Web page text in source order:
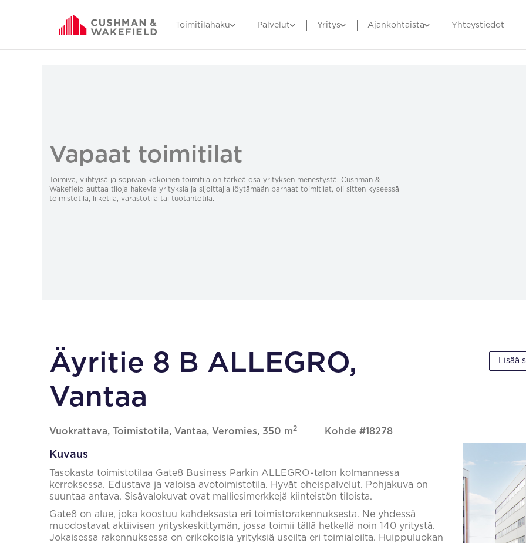
Toimitilahaku Palvelut Yritys Ajankohtaista Yhteystiedot
Vapaat toimitilat
Toimiva, viihtyisä ja sopivan kokoinen toimitila on tärkeä osa yrityksen menestystä. Cushman &
Wakefield auttaa tiloja hakevia yrityksiä ja sijoittajia löytämään parhaat toimitilat, oli sitten kyseessä
toimistotila, liiketila, varastotila tai tuotantotila.
Äyritie 8 B ALLEGRO,
Vantaa
Vuokrattava, Toimistotila, Vantaa, Veromies, 350 m2 Kohde #18278
Lisää
Kuvaus
Tasokasta toimistotilaa Gate8 Business Parkin ALLEGRO-talon kolmannessa
kerroksessa. Edustava ja valoisa avotoimistotila. Hyvät oheispalvelut. Pohjakuva on
suuntaa antava. Sisävalokuvat ovat malliesimerkkejä kiinteistön tiloista.
Gate8 on alue, joka koostuu kahdeksasta eri toimistorakennuksesta. Ne yhdessä
muodostavat aktiivisen yrityskeskittymän, jossa toimii tällä hetkellä noin 140 yritystä.
Jokaisessa rakennuksessa on erikokoisia yrityksiä useilta eri toimialoilta. Huippuluokan